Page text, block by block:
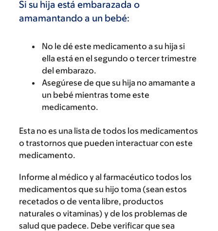
Si su hija está embarazada o
amamantando a un bebé:
No le dé este medicamento a su hija si
ella está en el segundo o tercer trimestre
del embarazo.
Asegúrese de que su hija no amamante a
un bebé mientras tome este
medicamento.
Esta no es una lista de todos los medicamentos
o trastornos que pueden interactuar con este
medicamento.
Informe al médico y al farmacéutico todos los
medicamentos que su hijo toma (sean estos
recetados o de venta libre, productos
naturales o vitaminas) y de los problemas de
salud que padece. Debe verificar que sea